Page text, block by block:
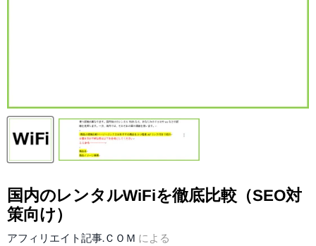
国内のレンタルWiFiを徹底比較（SEO対
策向け）
アフィリエイト記事.ＣＯＭ による